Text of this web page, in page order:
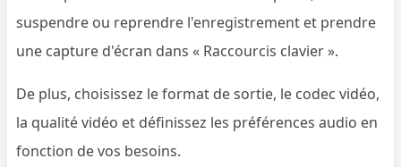
suspendre ou reprendre l'enregistrement et prendre
une capture d'écran dans « Raccourcis clavier ».
De plus, choisissez le format de sortie, le codec vidéo,
la qualité vidéo et définissez les préférences audio en
fonction de vos besoins.